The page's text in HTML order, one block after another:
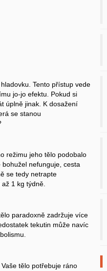
Tento přístup vede
jo-jo efektu. Pokud si
úplně jinak. K dosažení
se stanou
režimu jeho tělo podobalo
nefunguje, cesta
se tedy netrapte
1 kg týdně.
paradoxně zadržuje více
tekutin může navíc
tělo potřebuje ráno